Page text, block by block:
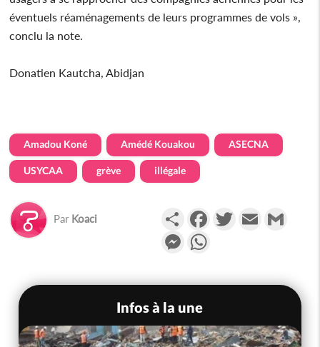
éventuels réaménagements de leurs programmes de vols »,
conclu la note.
Donatien Kautcha, Abidjan
Amadou Koné Amédé Kouakou ASECNA
USYCAA grève illégale
Par Koaci PartagerFacebookTwitterEmail
Messenger
Infos à la une